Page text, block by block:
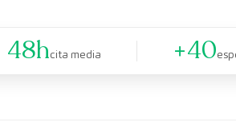
48hcita media +40